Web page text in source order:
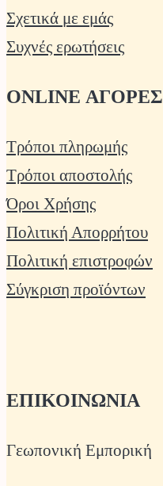
Σχετικά με εμάς
Συχνές ερωτήσεις
ONLINE ΑΓΟΡΕΣ
Τρόποι πληρωμής
Τρόποι αποστολής
Όροι Χρήσης
Πολιτική Απορρήτου
Πολιτική επιστροφών
Σύγκριση προϊόντων
ΕΠΙΚΟΙΝΩΝΙΑ
Γεωπονική Εμπορική